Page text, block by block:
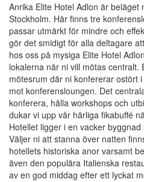
Anrika Elite Hotel Adlon är beläget
Stockholm. Här finns tre
passar utmärkt för mindre och
gör det smidigt för alla deltagare
hos oss på mysiga Elite Hotel
lokalerna när ni vill mötas
mötesrum där ni konfererar ostört
mot konferensloungen. Det
konferera, hålla workshops och
dukar vi upp vår härliga fikabuffé
Hotellet ligger i en vacker
Väljer ni att stanna över natten
hotellets historiska anor varsamt
även den populära Italienska
av en god middag efter ett lyckat